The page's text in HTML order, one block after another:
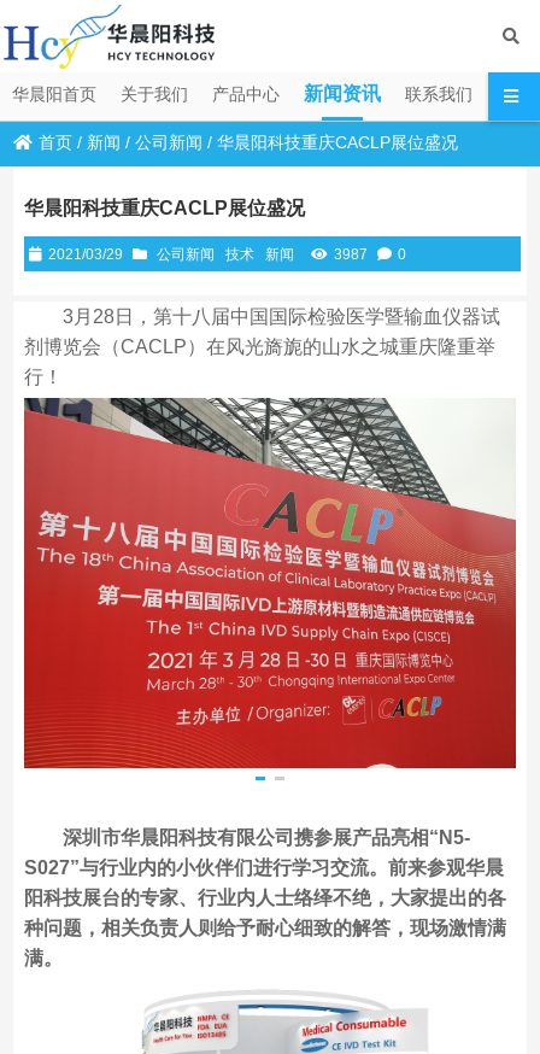
华晨阳首页 关于我们 产品中心 新闻资讯 联系我们
首页 / 新闻 /公司新闻 /华晨阳科技重庆CACLP展位盛况
华晨阳科技重庆CACLP展位盛况
2021/03/29 公司新闻 技术 新闻 3987 0
3月28日，第十八届中国国际检验医学暨输血仪器试
剂博览会（CACLP）在风光旖旎的山水之城重庆隆重举
行！
深圳市华晨阳科技有限公司携参展产品亮相“N5-
S027”与行业内的小伙伴们进行学习交流。前来参观华晨
阳科技展台的专家、行业内人士络绎不绝，大家提出的各
种问题，相关负责人则给予耐心细致的解答，现场激情满
满。